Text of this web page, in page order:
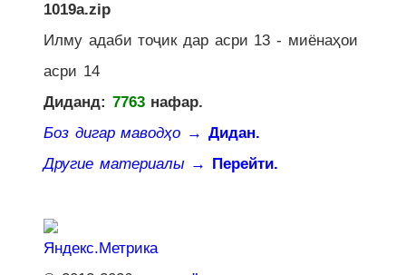
1019a.zip
Илму адаби тоҷик дар асри 13 - миёнаҳои
асри 14
Диданд: 7763нафар.
Боз дигар маводҳо → Дидан.
Другие материалы → Перейти.